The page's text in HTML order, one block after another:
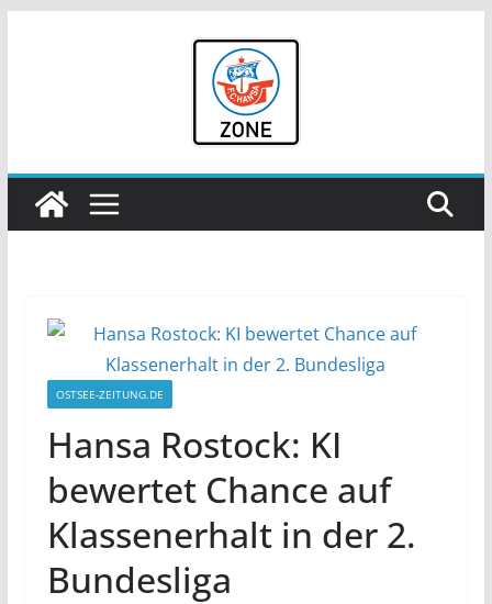
OSTSEE-ZEITUNG.DE
Hansa Rostock: KI
bewertet Chance auf
Klassenerhalt in der 2.
Bundesliga